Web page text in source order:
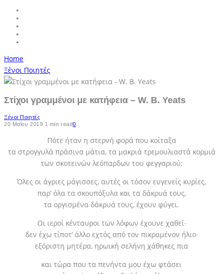
Home
Ξένοι Ποιητές
Στίχοι γραμμένοι με κατήφεια – W. B. Yeats
Ξένοι Ποιητές
20 Μαΐου 2019 1 min read0
Πότε ήταν η στερνή φορά που κοίταξα
τα στρογγυλά πράσινα μάτια, τα μακριά τρεμουλιαστά κορμιά
των σκοτεινών λεόπαρδων του φεγγαριού;
Όλες οι άγριες μάγισσες, αυτές οι τόσον ευγενείς κυρίες,
παρ’ όλα τα σκουπόξυλα και τα δάκρυά τους,
τα οργισμένα δάκρυά τους, έχουν φύγει.
Οι ιεροί κένταυροι των λόφων έχουνε χαθεί∙
δεν έχω τίποτ’ άλλο εχτός από τον πικραμένον ήλιο∙
εξόριστη μητέρα, ηρωική σελήνη χάθηκες πια
και τώρα που τα πενήντα μου έχω φτάσει